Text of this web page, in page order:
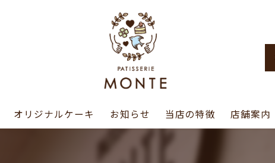
オリジナルケーキ お知らせ 当店の特徴 店舗案内